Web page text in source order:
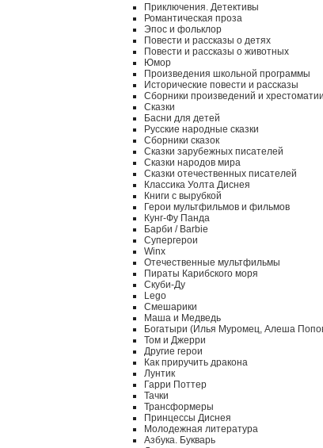
Приключения. Детективы
Романтическая проза
Эпос и фольклор
Повести и рассказы о детях
Повести и рассказы о животных
Юмор
Произведения школьной программы
Исторические повести и рассказы
Сборники произведений и
Сказки
Басни для детей
Русские народные сказки
Сборники сказок
Сказки зарубежных писателей
Сказки народов мира
Сказки отечественных писателей
Классика Уолта Диснея
Книги с вырубкой
Герои мультфильмов и фильмов
Кунг-Фу Панда
Барби / Barbie
Супергерои
Winx
Отечественные мультфильмы
Пираты Карибского моря
Скуби-Ду
Lego
Смешарики
Маша и Медведь
Богатыри (Илья Муромец, Алеша
Том и Джерри
Другие герои
Как приручить дракона
Лунтик
Гарри Поттер
Тачки
Трансформеры
Принцессы Диснея
Молодежная литература
Азбука. Букварь